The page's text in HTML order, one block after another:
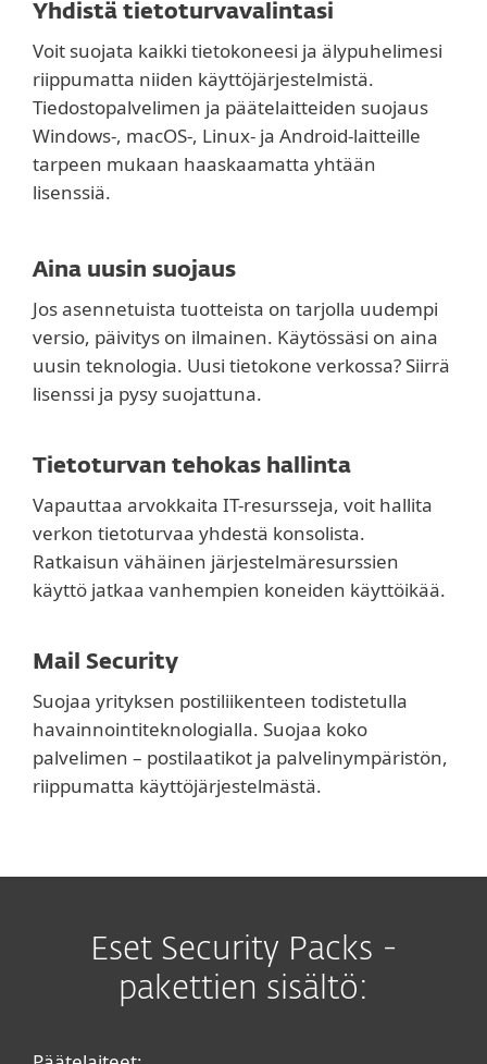
Yhdistä tietoturvavalintasi
Voit suojata kaikki tietokoneesi ja älypuhelimesi
riippumatta niiden käyttöjärjestelmistä.
Tiedostopalvelimen ja päätelaitteiden suojaus
Windows-, macOS-, Linux- ja Android-laitteille
tarpeen mukaan haaskaamatta yhtään
lisenssiä.
Aina uusin suojaus
Jos asennetuista tuotteista on tarjolla uudempi
versio, päivitys on ilmainen. Käytössäsi on aina
uusin teknologia. Uusi tietokone verkossa? Siirrä
lisenssi ja pysy suojattuna.
Tietoturvan tehokas hallinta
Vapauttaa arvokkaita IT-resursseja, voit hallita
verkon tietoturvaa yhdestä konsolista.
Ratkaisun vähäinen järjestelmäresurssien
käyttö jatkaa vanhempien koneiden käyttöikää.
Mail Security
Suojaa yrityksen postiliikenteen todistetulla
havainnointiteknologialla. Suojaa koko
palvelimen – postilaatikot ja palvelinympäristön,
riippumatta käyttöjärjestelmästä.
Eset Security Packs -
pakettien sisältö: